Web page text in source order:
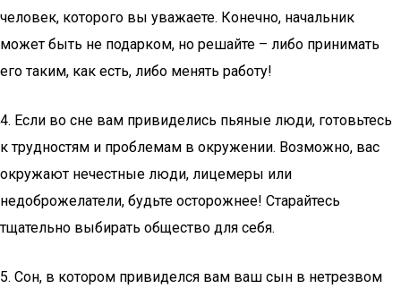
человек, которого вы уважаете. Конечно, начальник
может быть не подарком, но решайте – либо принимать
его таким, как есть, либо менять работу!
4. Если во сне вам привиделись пьяные люди, готовьтесь
к трудностям и проблемам в окружении. Возможно, вас
окружают нечестные люди, лицемеры или
недоброжелатели, будьте осторожнее! Старайтесь
тщательно выбирать общество для себя.
5. Сон, в котором привиделся вам ваш сын в нетрезвом